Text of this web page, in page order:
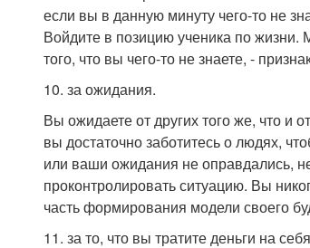
если вы в данную минуту чего-то не
Войдите в позицию ученика по жизни.
того, что вы чего-то не знаете, -
10. за ожидания.
Вы ожидаете от других того же, что и
вы достаточно заботитесь о людях,
или ваши ожидания не оправдались,
проконтролировать ситуацию. Вы
часть формирования модели своего
11. за то, что вы тратите деньги на